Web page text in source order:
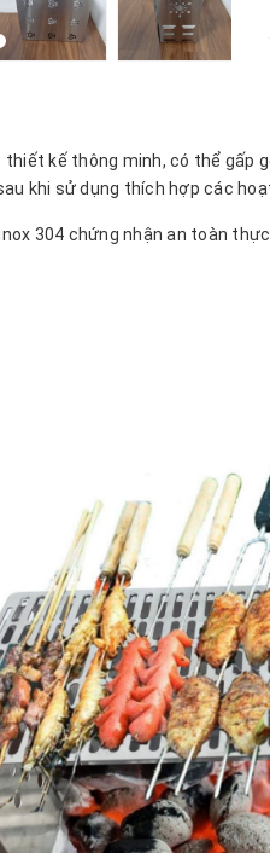
thiết kế thông minh, có thể
khi sử dụng thích hợp các
304 chứng nhận an toàn thực